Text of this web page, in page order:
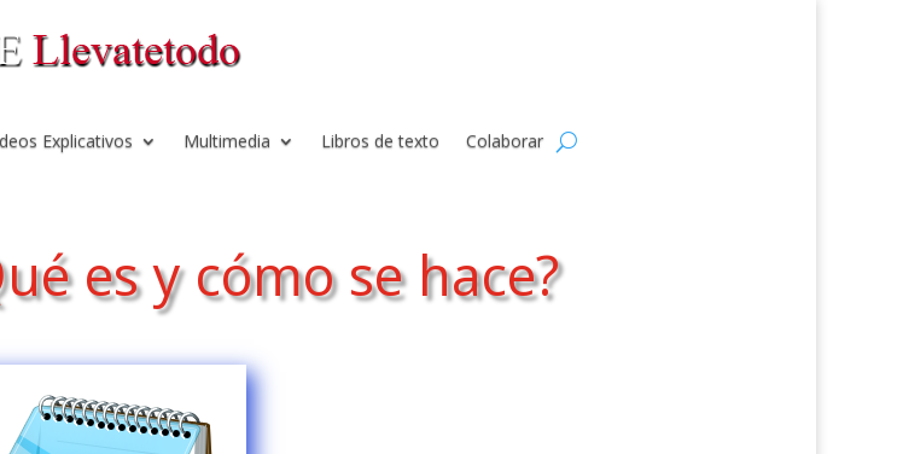
Explicativos Multimedia Libros de texto Colaborar
es y cómo se hace?